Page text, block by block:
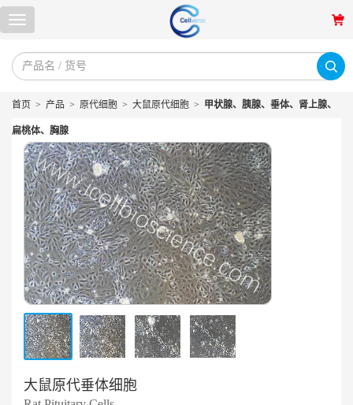
首页 > 产品 > 原代细胞 > 大鼠原代细胞 > 甲状腺、胰腺、垂体、肾上腺、
扁桃体、胸腺
大鼠原代垂体细胞